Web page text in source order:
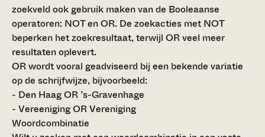
zoekveld ook gebruik maken van de Booleaanse
operatoren: NOT en OR. De zoekacties met NOT
beperken het zoekresultaat, terwijl OR veel meer
resultaten oplevert.
OR wordt vooral geadviseerd bij een bekende variatie
op de schrijfwijze, bijvoorbeeld:
- Den Haag OR ’s-Gravenhage
- Vereeniging OR Vereniging
Woordcombinatie